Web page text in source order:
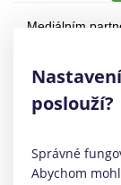
Mediálním
©CoolPujcky.cz
Váš nezávislý
Provozovatel:
|Povinně
poslouží?
Správné
Abychom